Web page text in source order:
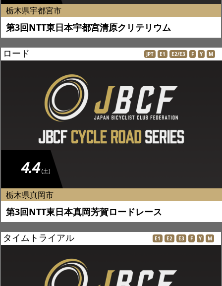
栃木県宇都宮市
第3回NTT東日本宇都宮清原クリテリウム
ロード JPT E1 E2/E3 F Y M
4.4 (土)
栃木県真岡市
第3回NTT東日本真岡芳賀ロードレース
タイムトライアル E1 E2 E3 F Y M